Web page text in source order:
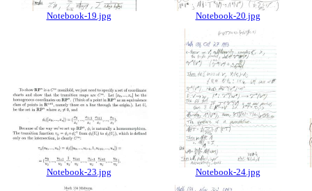
Notebook-19.jpg Notebook-20.jpg
Notebook-23.jpg Notebook-24.jpg